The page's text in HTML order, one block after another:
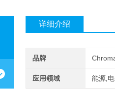
详细介绍
品牌
应用领域 能源,